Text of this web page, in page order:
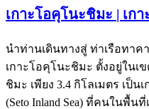
เกาะโอคุโนะชิมะ | เกา
นำท่านเดินทางสู่ ท่าเรือทาค
เกาะโอคุโนะชิมะ ตั้งอยู่ในเ
ชิมะ เพียง 3.4 กิโลเมตร เป็น
(Seto Inland Sea) ที่คนในพื้น